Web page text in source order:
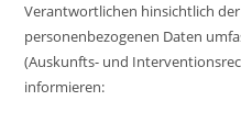
Verantwortlichen hinsichtlich
personenbezogenen Daten
(Auskunfts- und
informieren: